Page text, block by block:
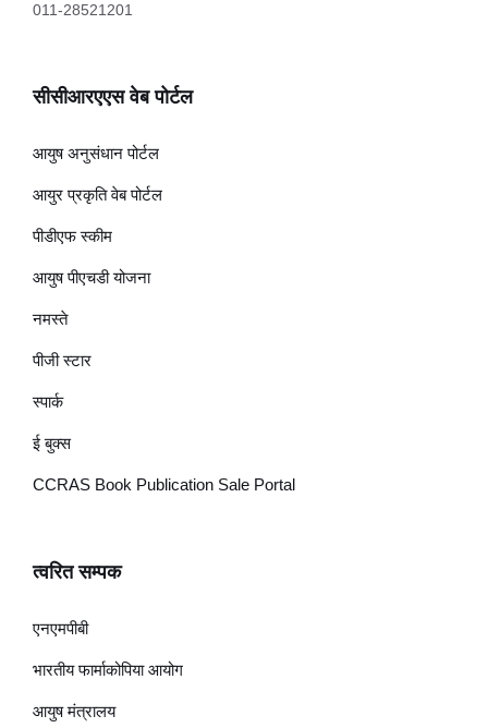
011-28521201
सीसीआरएएस वेब पोर्टल
आयुष अनुसंधान पोर्टल
आयुर प्रकृति वेब पोर्टल
पीडीएफ स्कीम
आयुष पीएचडी योजना
नमस्ते
पीजी स्टार
स्पार्क
ई बुक्स
CCRAS Book Publication Sale Portal
त्वरित सम्पक
एनएमपीबी
भारतीय फार्माकोपिया आयोग
आयुष मंत्रालय